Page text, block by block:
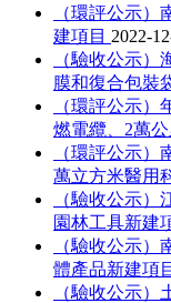
（環評公示
建項目 2022-
（驗收公示
膜和復合包裝
（環評公示）
燃電纜、2萬
（環評公示
萬立方米醫用
（驗收公示
園林工具新建
（驗收公示
體產品新建項
（驗收公示）